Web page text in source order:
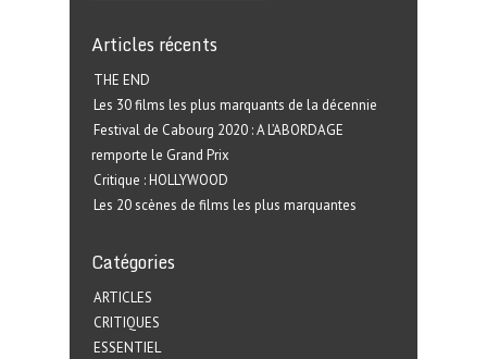
Articles récents
THE END
Les 30 films les plus marquants de la décennie
Festival de Cabourg 2020 : A L’ABORDAGE
remporte le Grand Prix
Critique : HOLLYWOOD
Les 20 scènes de films les plus marquantes
Catégories
ARTICLES
CRITIQUES
ESSENTIEL